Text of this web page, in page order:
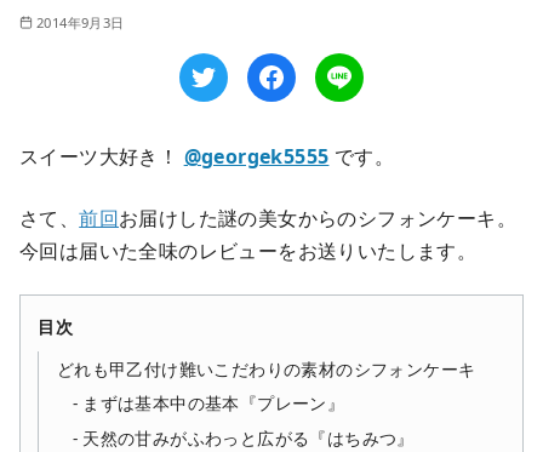
2014年9月3日
スイーツ大好き！ @georgek5555 です。
さて、前回お届けした謎の美女からのシフォンケーキ。
今回は届いた全味のレビューをお送りいたします。
目次
どれも甲乙付け難いこだわりの素材のシフォンケーキ
まずは基本中の基本『プレーン』
天然の甘みがふわっと広がる『はちみつ』